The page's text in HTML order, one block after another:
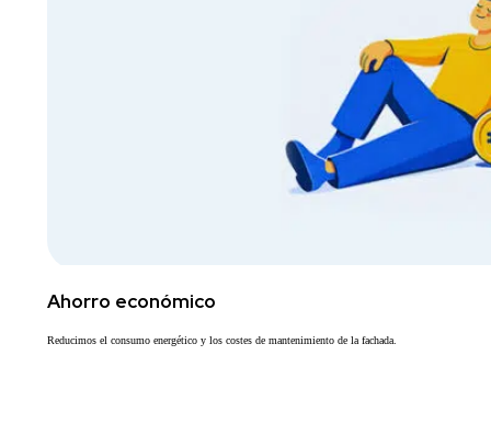
Ahorro económico
Reducimos el consumo energético y los costes de mantenimiento de la fachada.